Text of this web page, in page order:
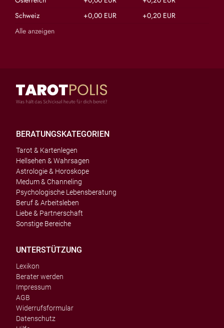
Schweiz
+0,00 EUR
+0,20 EUR
Alle anzeigen
BERATUNGSKATEGORIEN
Tarot & Kartenlegen
Hellsehen & Wahrsagen
Astrologie & Horoskope
Medum & Channeling
Psychologische Lebensberatung
Beruf & Arbeitsleben
Liebe & Partnerschaft
Sonstige Bereiche
UNTERSTÜTZUNG
Lexikon
Berater werden
Impressum
AGB
Widerrufsformular
Datenschutz